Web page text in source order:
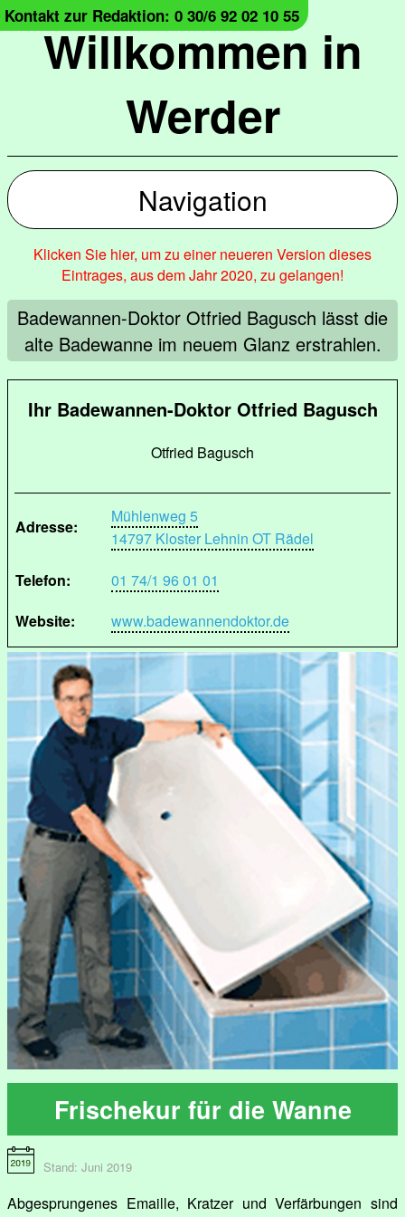
Willkommen in
Werder
Kontakt zur Redaktion: 0 30/6 92 02 10 55
Navigation
Klicken Sie hier, um zu einer neueren Version dieses
Eintrages, aus dem Jahr 2020, zu gelangen!
Badewannen-Doktor Otfried Bagusch lässt die
alte Badewanne im neuem Glanz erstrahlen.
Ihr Badewannen-Doktor Otfried Bagusch
Otfried Bagusch
Adresse:
Mühlenweg 5
14797 Kloster Lehnin OT Rädel
Telefon:
01 74/1 96 01 01
Website:
www.badewannendoktor.de
Frischekur für die Wanne
Stand: Juni 2019
Abgesprungenes Emaille, Kratzer und Verfärbungen sind